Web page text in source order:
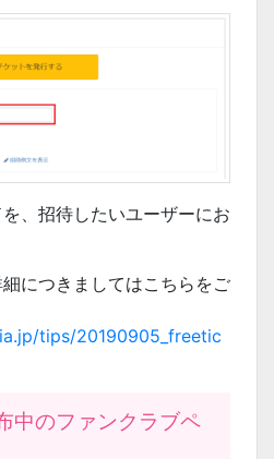
、招待したいユーザーにお
につきましてはこちらをご
tips/20190905_freetic
中のファンクラブペ